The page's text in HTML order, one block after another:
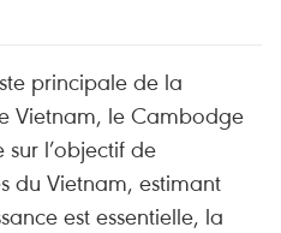
principale de la
Vietnam, le Cambodge
sur l’objectif de
du Vietnam, estimant
est essentielle, la